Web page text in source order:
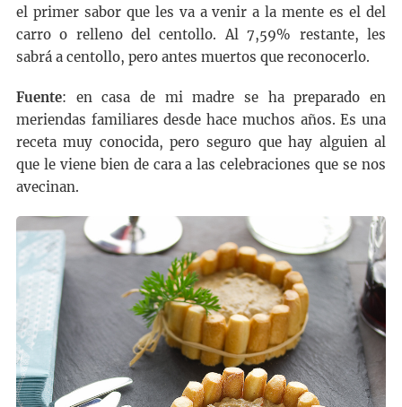
el primer sabor que les va a venir a la mente es el del
carro o relleno del centollo. Al 7,59% restante, les
sabrá a centollo, pero antes muertos que reconocerlo.
Fuente: en casa de mi madre se ha preparado en
meriendas familiares desde hace muchos años. Es una
receta muy conocida, pero seguro que hay alguien al
que le viene bien de cara a las celebraciones que se nos
avecinan.